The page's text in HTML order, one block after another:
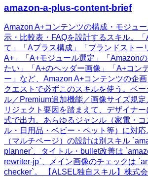
amazon-a-plus-content-brief
Amazon A+コンテンツの構成・モジュ
示・比較表・FAQを設計するスキル。
て」「Aプラス構成」「ブランドストー
A+」「A+モジュール選定」「Amazon
たい」「A+のヘッダー画像」「A+コン
ー」など、Amazon A+コンテンツの企
クエストで必ずこのスキルを使う。ベ
ル／Premium追加機能／画像サイズ規
リジェクト要因を踏まえて、デザイナ
式で出力。あらゆるジャンル（家電・
ル・日用品・ベビー・ペット等）に対
（マルチページ）の設計は別スキル
planner`、タイトル・bullet改善は
rewriter-jp`、メイン画像のチェックは
checker`。 【ALSEL独自スキル】株式